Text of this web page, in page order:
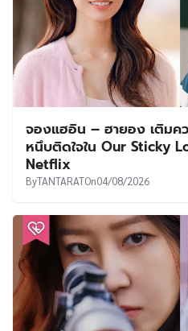
จองแฮอิน – ฮายอง เติมคว
หนึบติดใจใน Our Sticky
Netflix
ByTANTARATOn04/08/2026